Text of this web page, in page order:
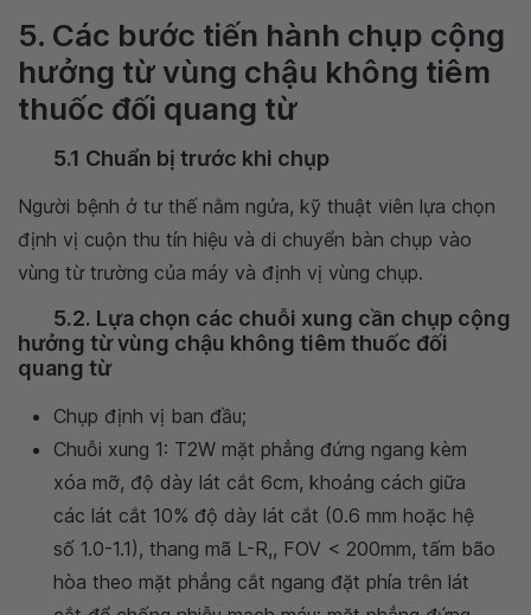
5. Các bước tiến hành chụp cộng
hưởng từ vùng chậu không tiêm
thuốc đối quang từ
5.1 Chuẩn bị trước khi chụp
Người bệnh ở tư thế nằm ngửa, kỹ thuật viên lựa chọn
định vị cuộn thu tín hiệu và di chuyển bàn chụp vào
vùng từ trường của máy và định vị vùng chụp.
5.2. Lựa chọn các chuỗi xung cần chụp cộng
hưởng từ vùng chậu không tiêm thuốc đối
quang từ
Chụp định vị ban đầu;
Chuỗi xung 1: T2W mặt phẳng đứng ngang kèm
xóa mỡ, độ dày lát cắt 6cm, khoảng cách giữa
các lát cắt 10% độ dày lát cắt (0.6 mm hoặc hệ
số 1.0-1.1), thang mã L-R,, FOV < 200mm, tấm bão
hòa theo mặt phẳng cắt ngang đặt phía trên lát